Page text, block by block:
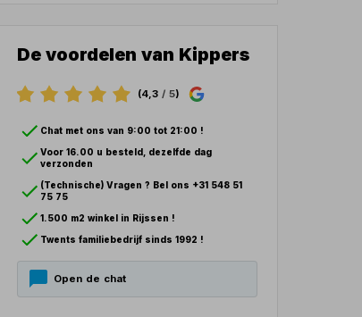
De voordelen van Kippers
(4,3/ 5)
Chat met ons van 9:00 tot 21:00 !
Voor 16.00 u besteld, dezelfde dag
verzonden
(Technische) Vragen ? Bel ons +31 548 51
75 75
1.500 m2 winkel in Rijssen !
Twents familiebedrijf sinds 1992 !
Open de chat